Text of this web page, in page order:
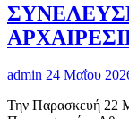
admin 24 Μαΐου
Την Παρασκευή 22